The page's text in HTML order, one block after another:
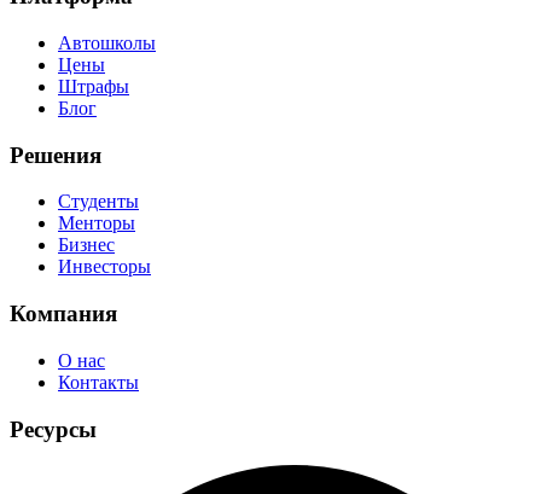
Автошколы
Цены
Штрафы
Блог
Решения
Студенты
Менторы
Бизнес
Инвесторы
Компания
О нас
Контакты
Ресурсы